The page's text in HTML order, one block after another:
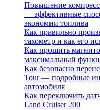
Повышение
— эффективные
экономии топлива
Как правильно
тахометр и как его
Как прошить
максимальный
Как безопасно
Tour — подробные
автомобиля
Как переключить
Land Cruiser 200